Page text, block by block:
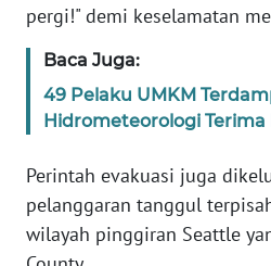
pergi!" demi keselamatan
Baca Juga:
49 Pelaku UMKM
Hidrometeorologi
Perintah evakuasi juga
pelanggaran tanggul
wilayah pinggiran Seattle
Wahana
Regional
WN
JAKARTA